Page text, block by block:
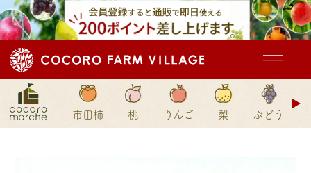
市田柿 桃 りんご 梨 ぶどう ド